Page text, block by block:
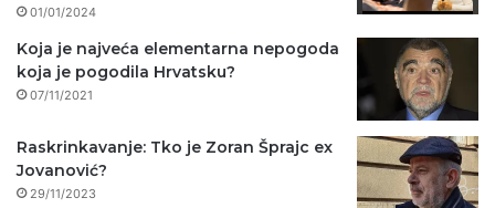
01/01/2024
Koja je najveća elementarna nepogoda
koja je pogodila Hrvatsku?
07/11/2021
Raskrinkavanje: Tko je Zoran Šprajc ex
Jovanović?
29/11/2023